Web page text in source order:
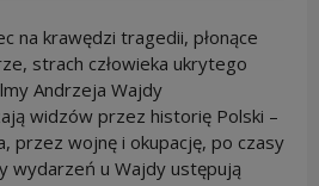
na krawędzi tragedii, płonące
strach człowieka ukrytego
Andrzeja Wajdy
widzów przez historię Polski –
przez wojnę i okupację, po czasy
wydarzeń u Wajdy ustępują